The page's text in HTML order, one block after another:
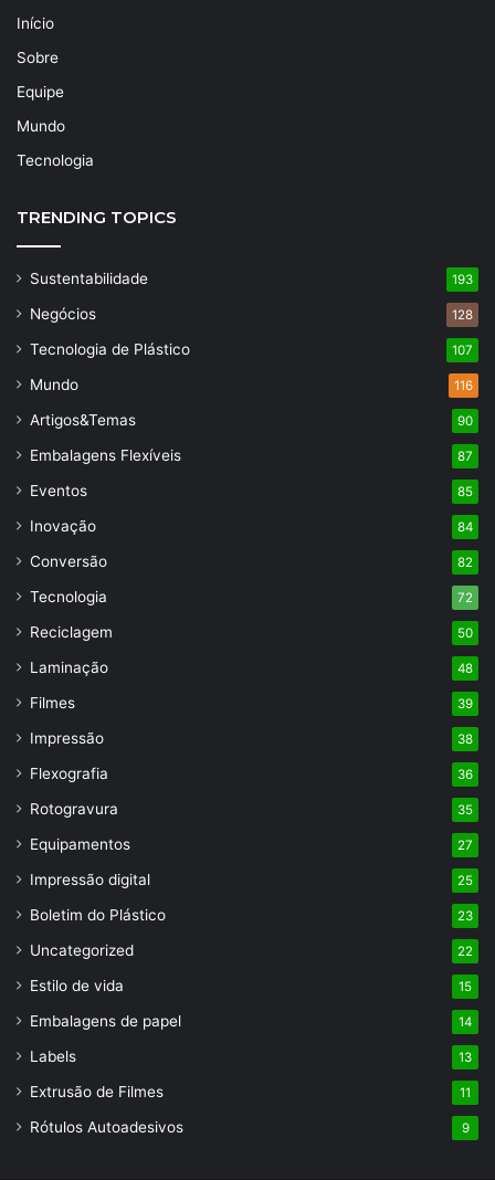
Início
Sobre
Equipe
Mundo
Tecnologia
TRENDING TOPICS
Sustentabilidade 193
Negócios 128
Tecnologia de Plástico 107
Mundo 116
Artigos&Temas 90
Embalagens Flexíveis 87
Eventos 85
Inovação 84
Conversão 82
Tecnologia 72
Reciclagem 50
Laminação 48
Filmes 39
Impressão 38
Flexografia 36
Rotogravura 35
Equipamentos 27
Impressão digital 25
Boletim do Plástico 23
Uncategorized 22
Estilo de vida 15
Embalagens de papel 14
Labels 13
Extrusão de Filmes 11
Rótulos Autoadesivos 9